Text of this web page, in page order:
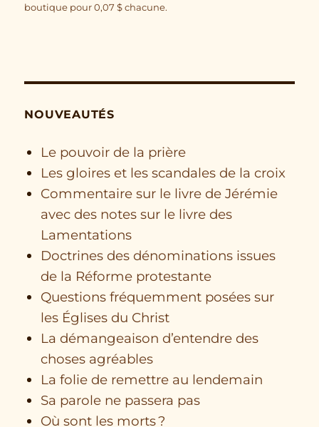
boutique pour0,07$chacune.
NOUVEAUTÉS
Le pouvoir de la prière
Les gloires et les scandales de la croix
Commentaire sur le livre de Jérémie
avec des notes sur le livre des
Lamentations
Doctrines des dénominations issues
de la Réforme protestante
Questions fréquemment posées sur
les Églises du Christ
La démangeaison d’entendre des
choses agréables
La folie de remettre au lendemain
Sa parole ne passera pas
Où sont les morts ?